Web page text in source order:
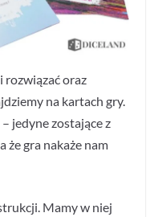
rozwiązać oraz
na kartach gry.
jedyne zostające z
że gra nakaże nam
Mamy w niej